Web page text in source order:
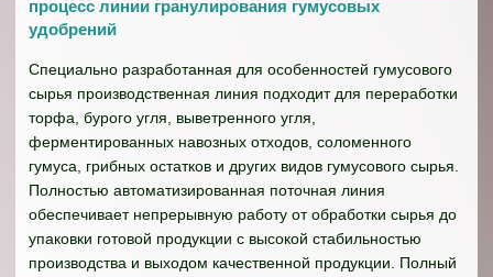
процесс линии гранулирования гумусовых
удобрений
Специально разработанная для особенностей гумусового
сырья производственная линия подходит для переработки
торфа, бурого угля, выветренного угля,
ферментированных навозных отходов, соломенного
гумуса, грибных остатков и других видов гумусового сырья.
Полностью автоматизированная поточная линия
обеспечивает непрерывную работу от обработки сырья до
упаковки готовой продукции с высокой стабильностью
производства и выходом качественной продукции. Полный